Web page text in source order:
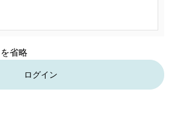
省略
ログイン